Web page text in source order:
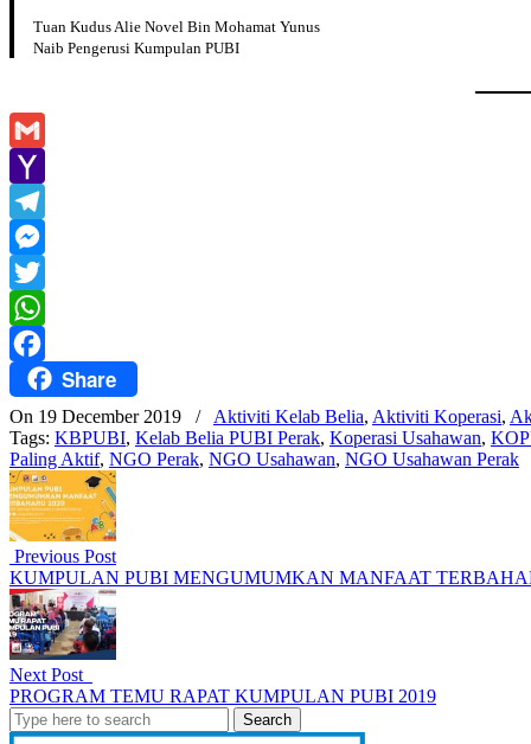
Tuan Kudus Alie Novel Bin Mohamat Yunus
Naib Pengerusi Kumpulan PUBI
Gmail
Yahoo
Mail
Telegram
Messenger
Twitter
WhatsApp
FacebookShare
On 19 December 2019 / Aktiviti Kelab Belia, Aktiviti Koperasi,
Tags: KBPUBI, Kelab Belia PUBI Perak, Koperasi Usahawan,
Paling Aktif, NGO Perak, NGO Usahawan, NGO Usahawan Perak
Previous Post
KUMPULAN PUBI MENGUMUMKAN MANFAAT
Next Post
PROGRAM TEMU RAPAT KUMPULAN PUBI 2019
Search
for: